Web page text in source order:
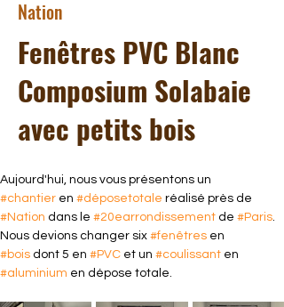
Nation
Fenêtres PVC Blanc
Composium Solabaie
avec petits bois
Aujourd'hui, nous vous présentons un
#chantier en #déposetotale réalisé près de
#Nation dans le #20earrondissement de #Paris.
Nous devions changer six #fenêtres en
#bois dont 5 en #PVC et un #coulissant en
#aluminium en dépose totale.